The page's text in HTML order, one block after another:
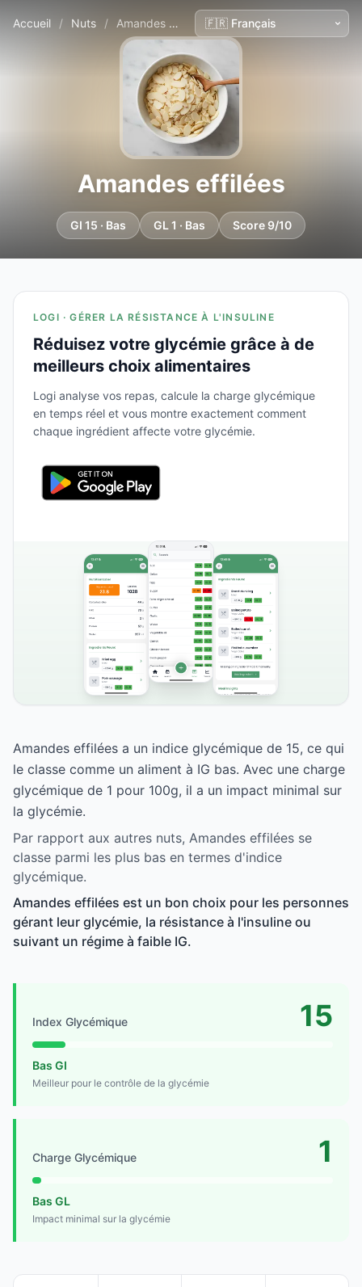
Accueil / Nuts / Amandes effilées
Amandes effilées
GI 15 · Bas GL 1 · Bas Score 9/10
LOGI · GÉRER LA RÉSISTANCE À L'INSULINE
Réduisez votre glycémie grâce à de
meilleurs choix alimentaires
Logi analyse vos repas, calcule la charge glycémique
en temps réel et vous montre exactement comment
chaque ingrédient affecte votre glycémie.
Amandes effilées a un indice glycémique de 15, ce qui
le classe comme un aliment à IG bas. Avec une charge
glycémique de 1 pour 100g, il a un impact minimal sur
la glycémie.
Par rapport aux autres nuts, Amandes effilées se
classe parmi les plus bas en termes d'indice
glycémique.
Amandes effilées est un bon choix pour les personnes
gérant leur glycémie, la résistance à l'insuline ou
suivant un régime à faible IG.
Index Glycémique 15
Bas GI
Meilleur pour le contrôle de la glycémie
Charge Glycémique 1
Bas GL
Impact minimal sur la glycémie